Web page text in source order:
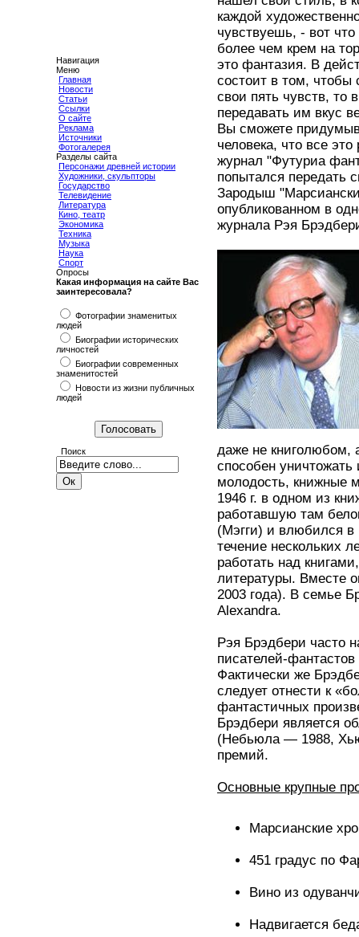
Навигация
Меню
Главная
Новости
Статьи
Ссылки
О сайте
Реклама
Источники
Фотогалерея
Разделы сайта
Персонажи древней истории
Художники, скульпторы
Государство
Телевидение
Литература
Кино, театр
Экономика
Техника
Музыка
Наука
Спорт
Опросы
Какая информация на сайте Вас
заинтересовала?
Фотографии знаменитых
людей
Биографии исторических
личностей
Биографии современных
знаменитостей
Новости из жизни публичных
людей
Поиск
каждой
чувствуешь, - вот
более чем крем на
это фантазия. В
состоит в том, чтобы
свои пять чувств, то
передавать им вкус
Вы сможете
человека, что все
журнал "Футуриа
попытался передать
Зародыш
опубликованном в
журнала Рэя
даже не книголюбом,
способен
молодость, книжные
1946 г. в одном из
работавшую там
(Мэгги) и влюбился в
течение нескольких
работать над
литературы. Вместе
2003 года). В семье
Alexandra.
Рэя Брэдбери часто
писателей-
Фактически же
следует отнести к
фантастичных
Брэдбери является
(Небьюла — 1988,
премий.
Основные крупные
Марсианские
451 градус по
Вино из
Надвигается